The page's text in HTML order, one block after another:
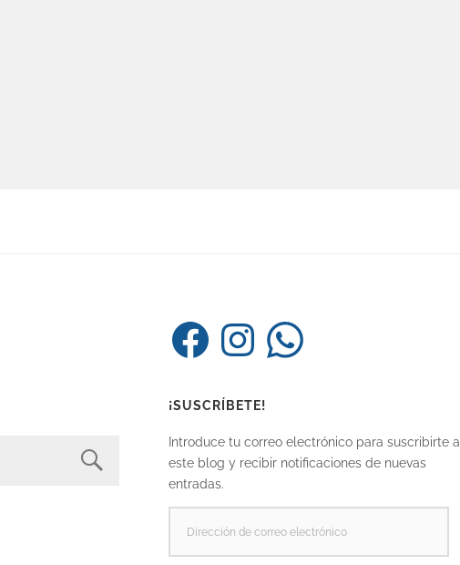
FacebookInstagramWhatsApp
¡SUSCRÍBETE!
Introduce tu correo electrónico para suscribirte a
este blog y recibir notificaciones de nuevas
entradas.
CORREO